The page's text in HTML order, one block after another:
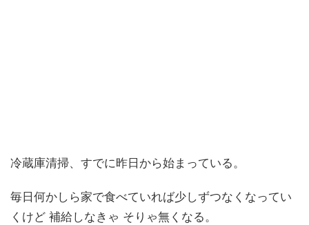
冷蔵庫清掃、すでに昨日から始まっている。
毎日何かしら家で食べていれば少しずつなくなってい
くけど 補給しなきゃ そりゃ無くなる。